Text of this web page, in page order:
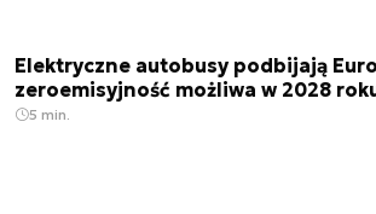
Elektryczne autobusy podbijają
zeroemisyjność możliwa w 2028
5 min.